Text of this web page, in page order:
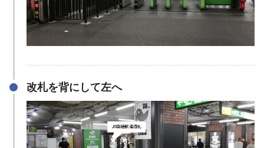
改札を背にして左へ